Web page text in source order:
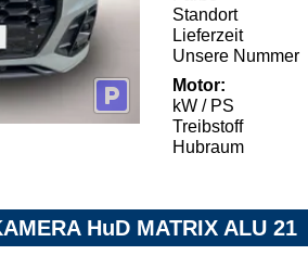
Standort
Lieferzeit
Unsere Nummer
Motor:
kW / PS
Treibstoff
Hubraum
HuD MATRIX ALU 21